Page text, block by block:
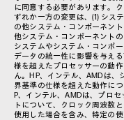
に同意する必要があります。
ずれか一方の変更は、(1) シス
の他システム・コンポーネン
他システム・コンポーネント
システムやシステム・コンポ
データの統一性に影響を与え
様を超えたプロセッサーの動
ん。HP、インテル、AMDは、
界基準の仕様を超えた動作に
P、インテル、AMDは、プロ
トについて、クロック周波数
使用した場合を含み、特定の